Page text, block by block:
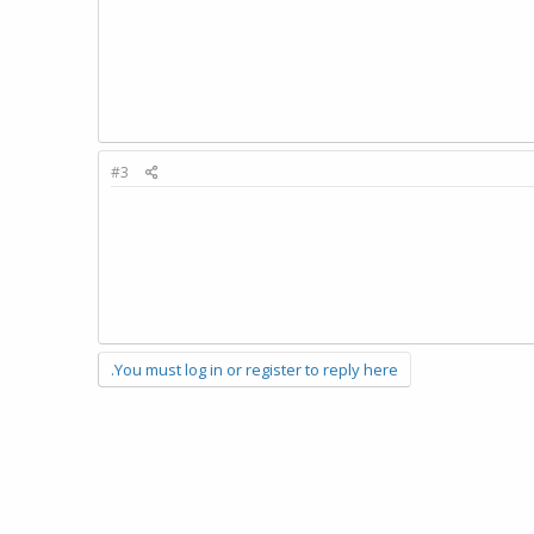
#3
You must log in or register to reply here.